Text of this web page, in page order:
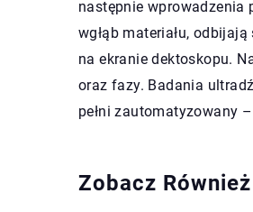
następnie wprowadzenia
wgłąb materiału,
na ekranie dektoskopu.
oraz fazy. Badania
pełni zautomatyzowany
Zobacz Również